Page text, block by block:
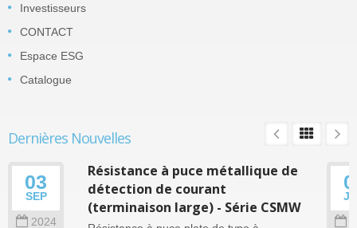
Investisseurs
CONTACT
Espace ESG
Catalogue
Dernières Nouvelles
03
SEP
2024
Résistance à puce métallique de
détection de courant
(terminaison large) - Série CSMW